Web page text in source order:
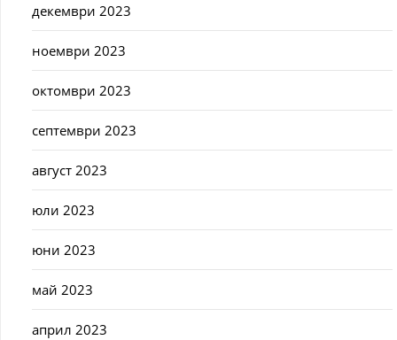
декември 2023
ноември 2023
октомври 2023
септември 2023
август 2023
юли 2023
юни 2023
май 2023
април 2023